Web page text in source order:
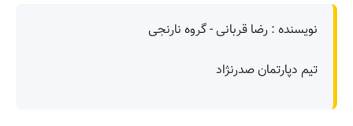
نویسنده : رضا قربانی - گروه نارنجی
تیم دپارتمان صدرنژاد